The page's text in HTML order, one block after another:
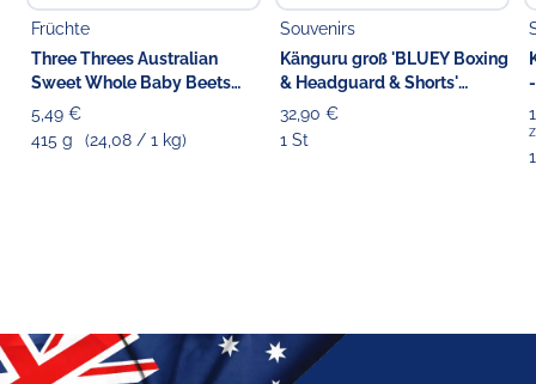
Früchte
Three Threes Australian
Sweet Whole Baby Beets
Beetroot
5,49 €
415 g
(24,08 / 1 kg)
Souvenirs
Känguru groß 'BLUEY Boxing
& Headguard & Shorts'
Stofftier blau, 42 cm
32,90 €
1 St